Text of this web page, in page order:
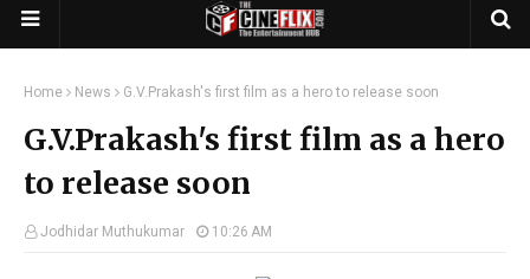
Home News G.V.Prakash's first film as a hero to release soon
G.V.Prakash's first film as a hero
to release soon
Jodhidar Muthukumar 10:26 AM